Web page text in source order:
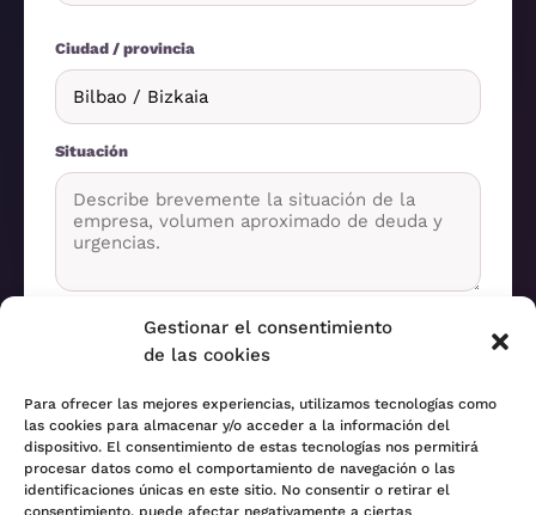
Gestionar el consentimiento
de las cookies
Para ofrecer las mejores experiencias, utilizamos tecnologías como
las cookies para almacenar y/o acceder a la información del
dispositivo. El consentimiento de estas tecnologías nos permitirá
procesar datos como el comportamiento de navegación o las
identificaciones únicas en este sitio. No consentir o retirar el
consentimiento, puede afectar negativamente a ciertas
Ciudad / provincia
Situación
Solicitar valoración
Información tratada con confidencialidad profesional.